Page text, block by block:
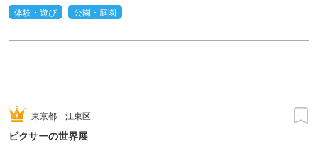
体験・遊び
公園・庭園
東京都 江東区
ピクサーの世界展